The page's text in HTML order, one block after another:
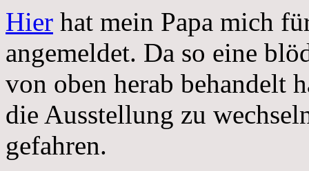
Hier hat mein Papa mich
angemeldet. Da so eine
von oben herab behandelt
die Ausstellung zu
gefahren.